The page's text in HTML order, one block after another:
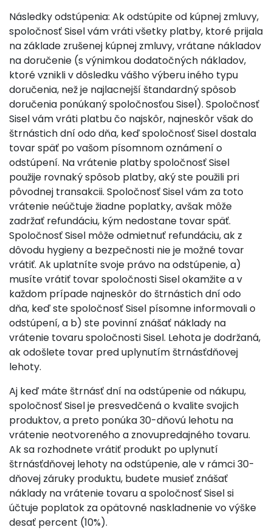
Následky odstúpenia: Ak odstúpite od kúpnej zmluvy,
spoločnosť Sisel vám vráti všetky platby, ktoré prijala
na základe zrušenej kúpnej zmluvy, vrátane nákladov
na doručenie (s výnimkou dodatočných nákladov,
ktoré vznikli v dôsledku vášho výberu iného typu
doručenia, než je najlacnejší štandardný spôsob
doručenia ponúkaný spoločnosťou Sisel). Spoločnosť
Sisel vám vráti platbu čo najskôr, najneskôr však do
štrnástich dní odo dňa, keď spoločnosť Sisel dostala
tovar späť po vašom písomnom oznámení o
odstúpení. Na vrátenie platby spoločnosť Sisel
použije rovnaký spôsob platby, aký ste použili pri
pôvodnej transakcii. Spoločnosť Sisel vám za toto
vrátenie neúčtuje žiadne poplatky, avšak môže
zadržať refundáciu, kým nedostane tovar späť.
Spoločnosť Sisel môže odmietnuť refundáciu, ak z
dôvodu hygieny a bezpečnosti nie je možné tovar
vrátiť. Ak uplatníte svoje právo na odstúpenie, a)
musíte vrátiť tovar spoločnosti Sisel okamžite a v
každom prípade najneskôr do štrnástich dní odo
dňa, keď ste spoločnosť Sisel písomne informovali o
odstúpení, a b) ste povinní znášať náklady na
vrátenie tovaru spoločnosti Sisel. Lehota je dodržaná,
ak odošlete tovar pred uplynutím štrnásťdňovej
lehoty.
Aj keď máte štrnásť dní na odstúpenie od nákupu,
spoločnosť Sisel je presvedčená o kvalite svojich
produktov, a preto ponúka 30-dňovú lehotu na
vrátenie neotvoreného a znovupredajného tovaru.
Ak sa rozhodnete vrátiť produkt po uplynutí
štrnásťdňovej lehoty na odstúpenie, ale v rámci 30-
dňovej záruky produktu, budete musieť znášať
náklady na vrátenie tovaru a spoločnosť Sisel si
účtuje poplatok za opätovné naskladnenie vo výške
desať percent (10%).